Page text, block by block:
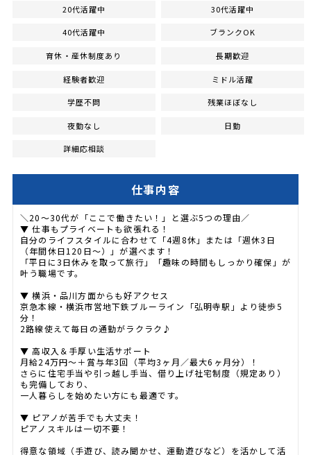
20代活躍中 30代活躍中
40代活躍中 ブランクOK
育休・産休制度あり 長期歓迎
経験者歓迎 ミドル活躍
学歴不問 残業ほぼなし
夜勤なし 日勤
詳細応相談
仕事内容
＼20〜30代が「ここで働きたい！」と選ぶ5つの理由／
▼ 仕事もプライベートも欲張れる！
自分のライフスタイルに合わせて「4週8休」または「週休3日
（年間休日120日〜）」が選べます！
「平日に3日休みを取って旅行」「趣味の時間もしっかり確保」が
叶う職場です。
▼ 横浜・品川方面からも好アクセス
京急本線・横浜市営地下鉄ブルーライン「弘明寺駅」より徒歩5
分！
2路線使えて毎日の通勤がラクラク♪
▼ 高収入＆手厚い生活サポート
月給24万円〜＋賞与年3回（平均3ヶ月／最大6ヶ月分）！
さらに住宅手当や引っ越し手当、借り上げ社宅制度（規定あり）
も完備しており、
一人暮らしを始めたい方にも最適です。
▼ ピアノが苦手でも大丈夫！
ピアノスキルは一切不要！
得意な領域（手遊び、読み聞かせ、運動遊びなど）を活かして活